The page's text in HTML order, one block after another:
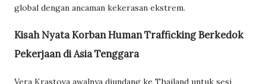
global dengan ancaman kekerasan ekstrem.
Kisah Nyata Korban Human Trafficking Berkedok
Pekerjaan di Asia Tenggara
Vera Krastova awalnya diundang ke Thailand untuk sesi